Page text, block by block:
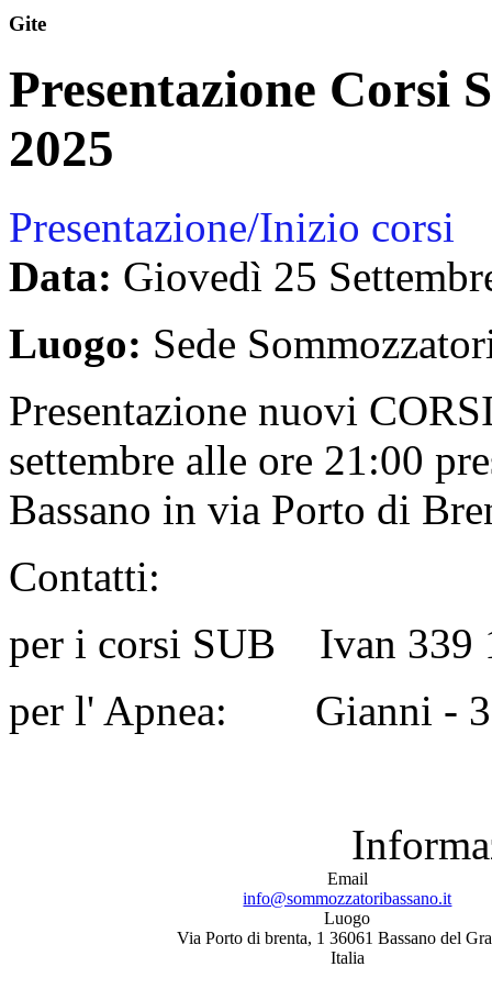
Gite
Presentazione Corsi
2025
Presentazione/Inizio corsi
Data: Giovedì 25
Luogo: Sede
Presentazione nuovi
settembre alle ore 21:00
Bassano in via Porto di
Contatti:
per i corsi SUB Ivan 339
per l' Apnea: Gianni -
Email
info@sommozzatoribassano.it
Luogo
Via Porto di brenta, 1 36061 Bassano del
Italia